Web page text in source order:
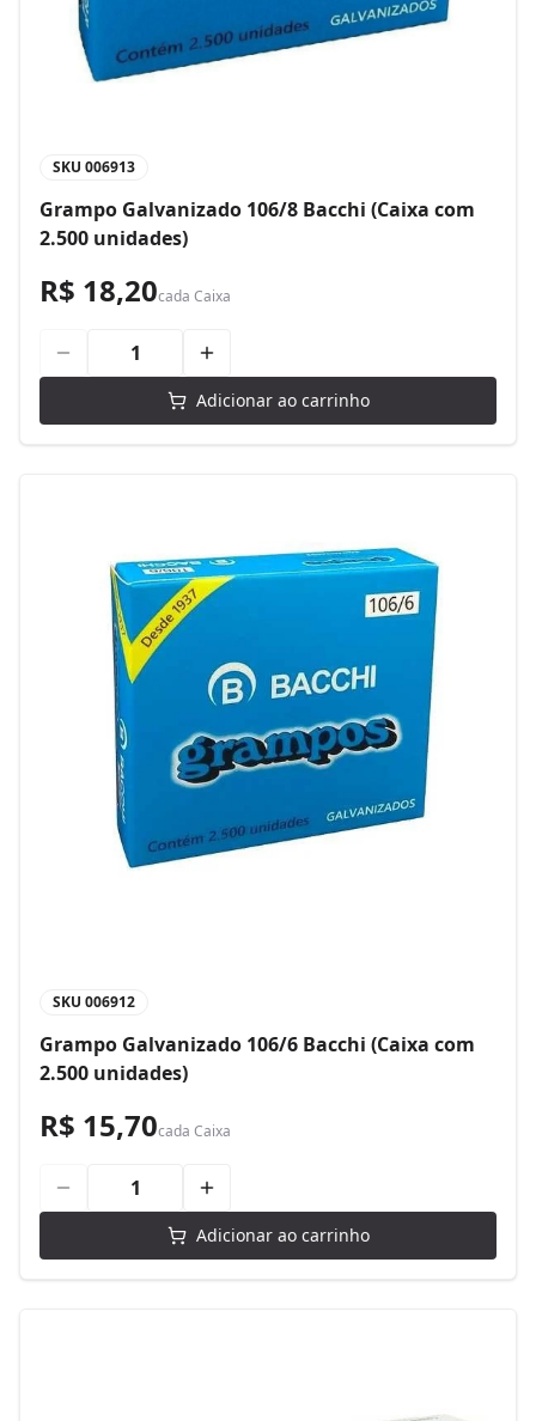
SKU 006913
Grampo Galvanizado 106/8 Bacchi (Caixa com
2.500 unidades)
R$ 18,20cada Caixa
Adicionar ao carrinho
SKU 006912
Grampo Galvanizado 106/6 Bacchi (Caixa com
2.500 unidades)
R$ 15,70cada Caixa
Adicionar ao carrinho